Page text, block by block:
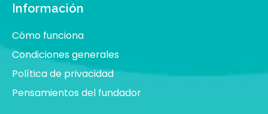
Información
Cómo funciona
Condiciones generales
Política de privacidad
Pensamientos del fundador